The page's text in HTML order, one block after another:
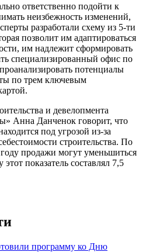
ответственно подойти к
неизбежность изменений,
разработали схему из 5-ти
позволит им адаптироваться
им надлежит сформировать
специализированный офис по
потенциалы
по трем ключевым
и девелопмента
Анна Данченок говорит, что
под угрозой из-за
строительства. По
продажи могут уменьшиться
показатель составлял 7,5
программу ко Дню